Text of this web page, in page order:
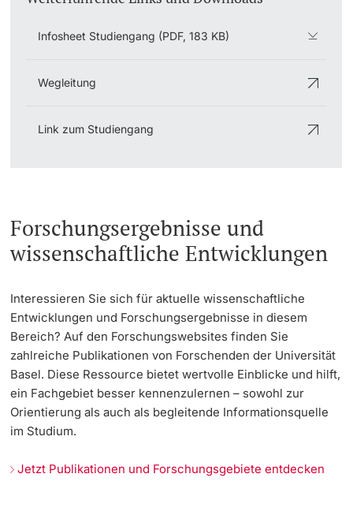
Infosheet Studiengang (PDF, 183 KB)
Wegleitung
Link zum Studiengang
Forschungsergebnisse und
wissenschaftliche Entwicklungen
Interessieren Sie sich für aktuelle wissenschaftliche
Entwicklungen und Forschungsergebnisse in diesem
Bereich? Auf den Forschungswebsites finden Sie
zahlreiche Publikationen von Forschenden der Universität
Basel. Diese Ressource bietet wertvolle Einblicke und hilft,
ein Fachgebiet besser kennenzulernen – sowohl zur
Orientierung als auch als begleitende Informationsquelle
im Studium.
Jetzt Publikationen und Forschungsgebiete entdecken